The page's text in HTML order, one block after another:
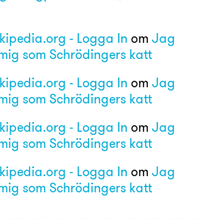
- Logga In om Jag
som Schrödingers katt
- Logga In om Jag
som Schrödingers katt
- Logga In om Jag
som Schrödingers katt
- Logga In om Jag
som Schrödingers katt